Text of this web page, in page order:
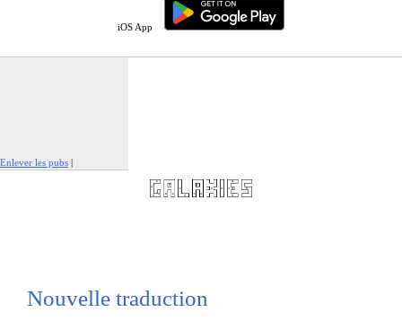
iOS App
Enlever les pubs |
Nouvelle traduction